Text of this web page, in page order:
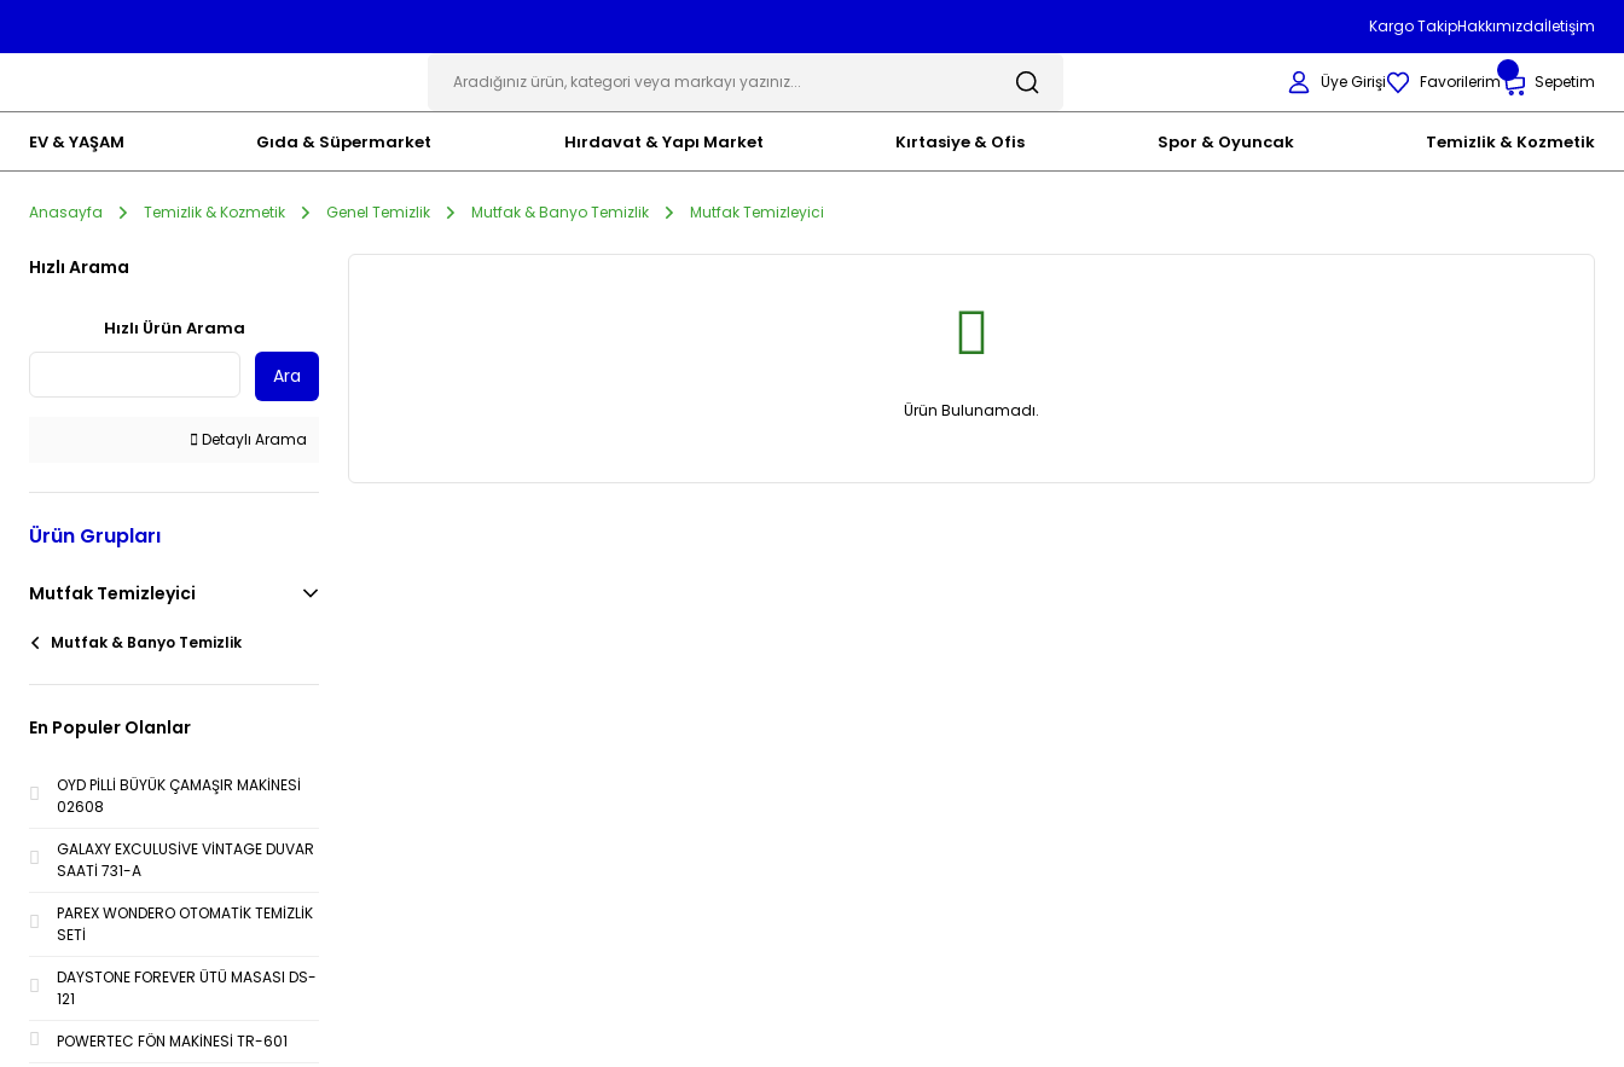
Kargo TakipHakkımızdaİletişim
Üye Girişi Favorilerim Sepetim
EV & YAŞAM Gıda & Süpermarket Hırdavat & Yapı Market Kırtasiye & Ofis Spor & Oyuncak Temizlik & Kozmetik
Anasayfa Temizlik & Kozmetik Genel Temizlik Mutfak & Banyo Temizlik Mutfak Temizleyici
Hızlı Arama
Hızlı Ürün Arama
Ara
Detaylı Arama
Ürün Grupları
Mutfak Temizleyici
Mutfak & Banyo Temizlik
En Populer Olanlar
OYD PİLLİ BÜYÜK ÇAMAŞIR MAKİNESİ
02608
GALAXY EXCULUSİVE VİNTAGE DUVAR
SAATİ 731-A
PAREX WONDERO OTOMATİK TEMİZLİK
SETİ
DAYSTONE FOREVER ÜTÜ MASASI DS-
121
POWERTEC FÖN MAKİNESİ TR-601
Ürün Bulunamadı.